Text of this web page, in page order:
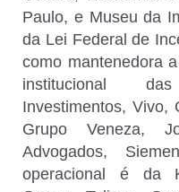
Paulo, e Museu da
da Lei Federal de
como mantenedora
institucional
Investimentos, Vivo,
Grupo Veneza,
Advogados,
operacional é da